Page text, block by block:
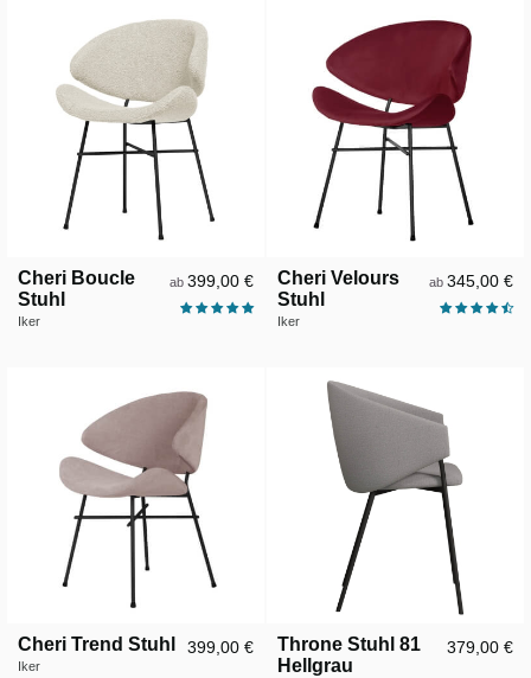
Cheri Boucle
Stuhl
Iker
ab399,00 €
Cheri Velours
Stuhl
Iker
ab 345,00 €
Cheri Trend Stuhl
Iker
399,00 €
Throne Stuhl 81
Hellgrau
379,00 €